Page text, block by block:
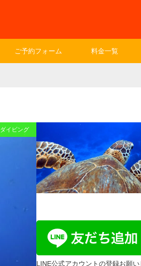
ご予約フォーム 料金一覧
ダイビング
LINE公式アカウントの登録お